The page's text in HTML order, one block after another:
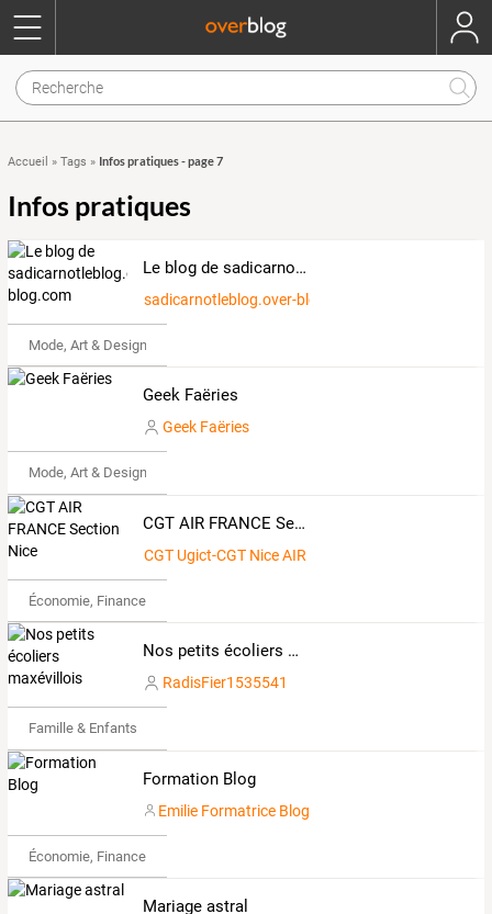
Accueil » Tags » Infos pratiques - page 7
Infos pratiques
Le blog de sadicarnotleblog.over-blog.com
sadicarnotleblog.over-blog.com
Mode, Art & Design
Geek Faëries
Geek Faëries
Mode, Art & Design
CGT AIR FRANCE Section Nice
CGT Ugict-CGT Nice AIR FRANCE
Économie, Finance & Droit
Nos petits écoliers maxévillois
RadisFier1535541
Famille & Enfants
Formation Blog
Emilie Formatrice Blog
Économie, Finance & Droit
Mariage astral